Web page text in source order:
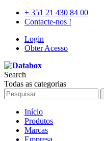
+ 351 21 430 84 00
Contacte-nos !
Login
Obter Acesso
Search
Todas as categorias
Início
Produtos
Marcas
Empresa